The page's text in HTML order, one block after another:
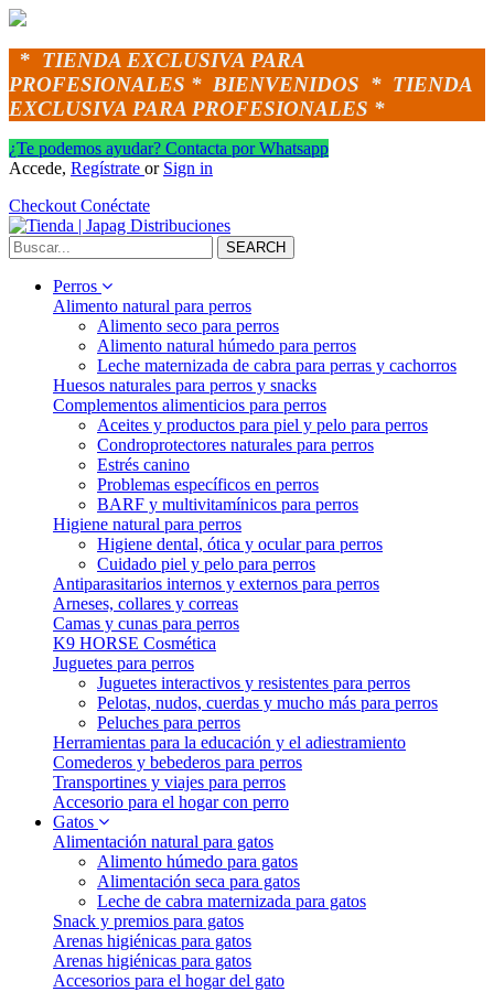
* TIENDA EXCLUSIVA PARA
PROFESIONALES * BIENVENIDOS * TIENDA
EXCLUSIVA PARA PROFESIONALES *
¿Te podemos ayudar? Contacta por Whatsapp
Accede, Regístrate or Sign in
Checkout Conéctate
SEARCH
Perros
Alimento natural para perros
Alimento seco para perros
Alimento natural húmedo para perros
Leche maternizada de cabra para perras y cachorros
Huesos naturales para perros y snacks
Complementos alimenticios para perros
Aceites y productos para piel y pelo para perros
Condroprotectores naturales para perros
Estrés canino
Problemas específicos en perros
BARF y multivitamínicos para perros
Higiene natural para perros
Higiene dental, ótica y ocular para perros
Cuidado piel y pelo para perros
Antiparasitarios internos y externos para perros
Arneses, collares y correas
Camas y cunas para perros
K9 HORSE Cosmética
Juguetes para perros
Juguetes interactivos y resistentes para perros
Pelotas, nudos, cuerdas y mucho más para perros
Peluches para perros
Herramientas para la educación y el adiestramiento
Comederos y bebederos para perros
Transportines y viajes para perros
Accesorio para el hogar con perro
Gatos
Alimentación natural para gatos
Alimento húmedo para gatos
Alimentación seca para gatos
Leche de cabra maternizada para gatos
Snack y premios para gatos
Arenas higiénicas para gatos
Arenas higiénicas para gatos
Accesorios para el hogar del gato